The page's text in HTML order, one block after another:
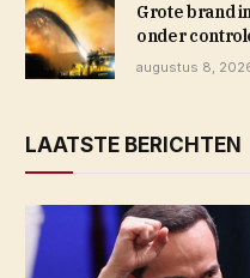
Grote brand
onder
augustus 8,
LAATSTE BERICHTEN